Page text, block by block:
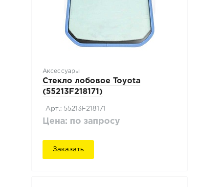
Аксессуары
Стекло лобовое Toyota
(55213F218171)
Арт.: 55213F218171
Цена: по запросу
Заказать